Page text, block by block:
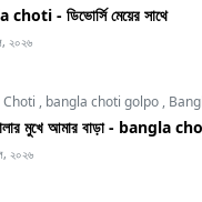
- ডিভোর্সি মেয়ের সাথে
২০২৬
, bangla choti golpo ,
মুখে আমার বাড়া - bangla
২০২৬